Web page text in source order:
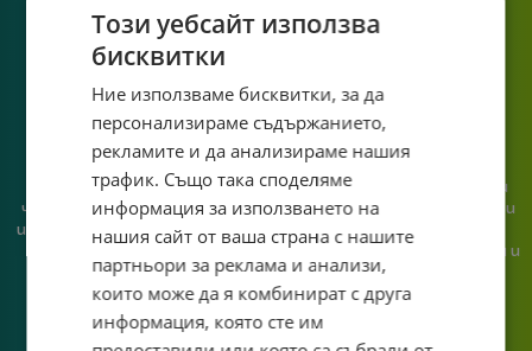
пълна компютърна
конфигурация.
При нас говориш с реален
човек, не с чатбот, когато
имаш нужда от консултация
Сглобяваме, поддържаме и
обслужваме. Като магазин и
гарантираме бърза реакция и
познаване на твоята
система.
Този уебсайт използва
бисквитки
Ние използваме бисквитки, за да
персонализираме съдържанието,
рекламите и да анализираме нашия
трафик. Също така споделяме
информация за използването на
нашия сайт от ваша страна с нашите
партньори за реклама и анализи,
които може да я комбинират с друга
информация, която сте им